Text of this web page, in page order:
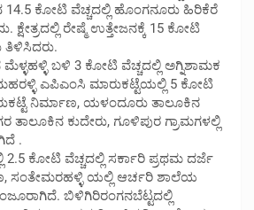
ಕೋಟಿ ವೆಚ್ಚದಲ್ಲಿ ಹೊಂಗನೂರು ಹಿರಿಕೆರೆ
ಕ್ಷೇತ್ರದಲ್ಲಿ ರೇಷ್ಮೆ ಉತ್ತೇಜನಕ್ಕೆ 15 ಕೋಟಿ
ಬಳಿ 3 ಕೋಟಿ ವೆಚ್ಚದಲ್ಲಿ ಅಗ್ನಿಶಾಮಕ
ಎಪಿಎಂಸಿ ಮಾರುಕಟ್ಟೆಯಲ್ಲಿ 5 ಕೋಟಿ
ನಿರ್ಮಾಣ, ಯಳಂದೂರು ತಾಲೂಕಿನ
ಕುದೇರು, ಗೂಳಿಪುರ ಗ್ರಾಮಗಳಲ್ಲಿ
.
ಕೋಟಿ ವೆಚ್ಚದಲ್ಲಿ ಸರ್ಕಾರಿ ಪ್ರಥಮ ದರ್ಜೆ
ಸಂತೇಮರಹಳ್ಳಿ ಯಲ್ಲಿ ಆರ್ಚರಿ ಶಾಲೆಯ
ಬಿಳಿಗಿರಿರಂಗನಬೆಟ್ಟದಲ್ಲಿ